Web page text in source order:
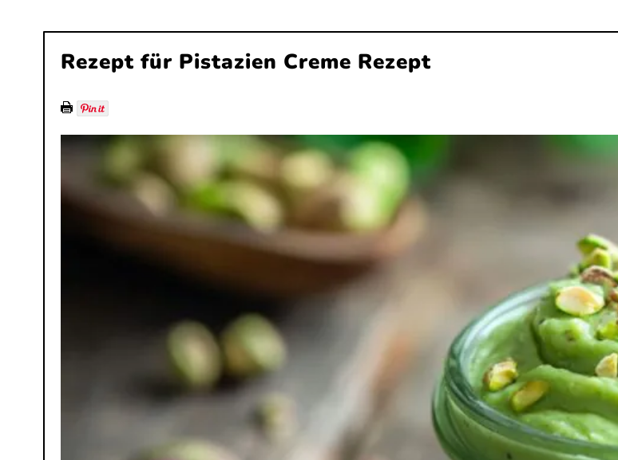
Rezept für Pistazien Creme Rezept